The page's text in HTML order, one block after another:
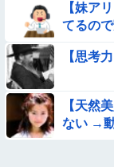
【動画】ピザ屋の
て炎上
★★水着姿を見た彼
てくれた(´；ω；｀)
【動画】白人「
ろ！飛ぶぞ」
【妹ア
てるの
【思考
【天然
ない →